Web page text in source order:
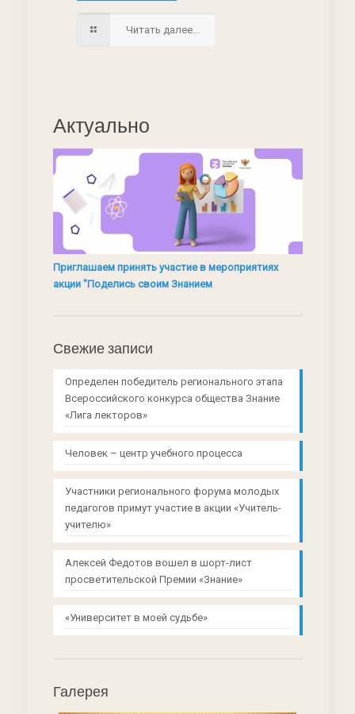
Читать далее...
Актуально
Приглашаем принять участие в мероприятиях
акции "Поделись своим Знанием
Свежие записи
Определен победитель регионального этапа
Всероссийского конкурса общества Знание
«Лига лекторов»
Человек – центр учебного процесса
Участники регионального форума молодых
педагогов примут участие в акции «Учитель-
учителю»
Алексей Федотов вошел в шорт-лист
просветительской Премии «Знание»
«Университет в моей судьбе»
Галерея